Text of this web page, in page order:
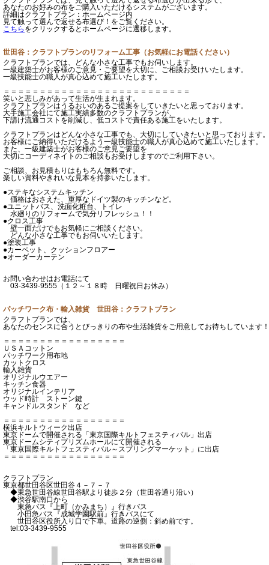
あなたのお好みの布をご購入いただけるシステムがございます。
詳細はクラフトプラン：ホームページ内
見て触って選んで返せる布選び！をご覧ください。
こちら をクリックするとホームページに遷移します。
世田谷：クラフトプランのリフォーム工事（お気軽にお電話ください）
クラフトプランでは、どんな小さな工事でもお伺いします。
一級建築士がお客様のご意見・ご要望を大切に、ご相談お受けいたします。
一級技能士の職人が真心込めて施工いたします。
＝＝＝＝＝＝＝＝＝＝＝＝＝＝＝＝＝＝＝＝＝＝＝＝＝＝
笑いと悲しみがあって生活が生まれます。
クラフトプランはうるおいのあるご提案をしていきたいと思っております。
大手施工会社にて施工実績多数のクラフトプランが、
下請け流通コストを削減し、低コストで責任ある施工をいたします。
クラフトプランはどんな小さな工事でも、大切にしていきたいと思っております。
お客様にご納得いただけるよう一級技能士の職人が真心込めて施工いたします。
また、一級建築士がお客様のご意見ご要望を
大切にコーディネイトのご相談もお受けしますのでご利用下さい。
ご相談、お見積もりはもちろん無料です。
楽しい資料やきれいな見本を持参いたします。
●ステキなシステムキッチン
価格はおさえた、重厚なドイツ製のキッチンなど。
●ユニットバス、洗面化粧台、トイレ
水廻りのリフォームで気分リフレッシュ！！
●クロス工事
壁一面だけでもお気軽にご相談ください。
どんな小さな工事でもお伺いいたします。
●塗装工事
●カーペット、クッションフロアー
●オーダーカーテン
お問い合わせはお電話にて
03-3439-9555（１２～１８時 日曜祝日お休み）
パッチワーク布・輸入雑貨 世田谷：クラフトプラン
クラフトプランでは、
あなたのセンスに合うとびっきりの布や生活雑貨をご用意してお待ちしています！
＝＝＝＝＝＝＝＝＝＝＝＝＝＝＝＝＝
ＵＳＡコットン
パッチワーク用布地
カットクロス
輸入雑貨
オリジナルウエアー
キッチン食器
オリジナルインテリア
ウッド時計 ストーン鍵
キャンドルスタンド など
＝＝＝＝＝＝＝＝＝＝＝＝＝＝＝＝＝
横浜キルトウィーク出店
東京ドームで開催される「東京国際キルトフェスティバル」出店
東京ドームシティプリズムホールにて開催される
「東京国際キルトフェスティバル～スプリングマーケット」に出店
＝＝＝＝＝＝＝＝＝＝＝＝＝＝＝＝＝
クラフトプラン
東京都世田谷区世田谷４－７－７
◆東急世田谷線世田谷駅より徒歩２分（世田谷通り沿い）
◆渋谷駅南口から
東急バス『上町（かみまち）』行きバス
小田急バス『成城学園駅前』行きバスにて
世田谷区役所入り口で下車。道路の逆側：斜め前です。
tel:03-3439-9555